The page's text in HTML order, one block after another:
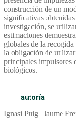
construcción de un
significativas
investigación, se
estimaciones
globales de la
la obligación de utilizar
principales impulsores
biológicos.
autoría
Ignasi Puig | Jaume